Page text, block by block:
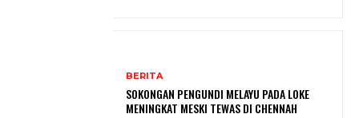
BERITA
SOKONGAN PENGUNDI MELAYU PADA LOKE
MENINGKAT MESKI TEWAS DI CHENNAH